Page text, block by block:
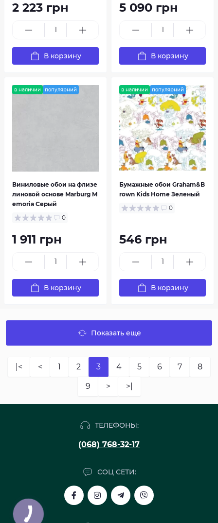
2 223 грн
В корзину
5 090 грн
В корзину
в наличии популярний
Виниловые обои на флизе
линовой основе Marburg M
emoria Серый
0
1 911 грн
В корзину
в наличии популярний
Бумажные обои Graham&B
rown Kids Home Зеленый
0
546 грн
В корзину
Показать еще
|< < 1 2 3 4 5 6 7 8
9 > >|
ТЕЛЕФОНЫ:
(068) 768-32-17
СОЦ СЕТИ: